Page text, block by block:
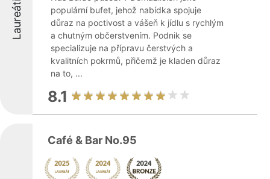
Laureáti
populární bufet, jehož nabídka spojuje
důraz na poctivost a vášeň k jídlu s rychlým
a chutným občerstvením. Podnik se
specializuje na přípravu čerstvých a
kvalitních pokrmů, přičemž je kladen důraz
na to, ...
8.1
Café & Bar No.95